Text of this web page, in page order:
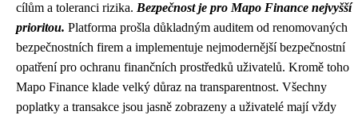
cílům a toleranci rizika. Bezpečnost je pro Mapo Finance nejvyšší
prioritou. Platforma prošla důkladným auditem od renomovaných
bezpečnostních firem a implementuje nejmodernější bezpečnostní
opatření pro ochranu finančních prostředků uživatelů. Kromě toho
Mapo Finance klade velký důraz na transparentnost. Všechny
poplatky a transakce jsou jasně zobrazeny a uživatelé mají vždy